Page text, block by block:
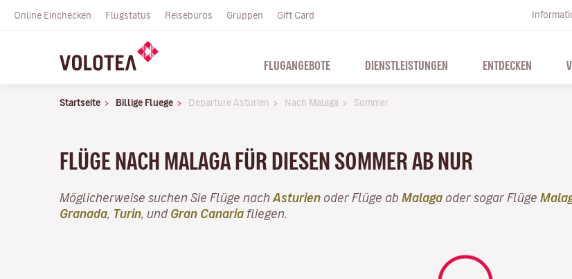
Online Einchecken Flugstatus Reisebüros Gruppen Gift Card
FLUGANGEBOTE DIENSTLEISTUNGEN ENTDECKEN
Startseite Billige Fluege Departure Asturien Nach Malaga Sommer
FLÜGE NACH MALAGA FÜR DIESEN SOMMER AB NUR
Möglicherweise suchen Sie Flüge nach Asturien oder Flüge ab Malaga oder sogar Flüge
Granada Turin , und Gran Canaria fliegen.